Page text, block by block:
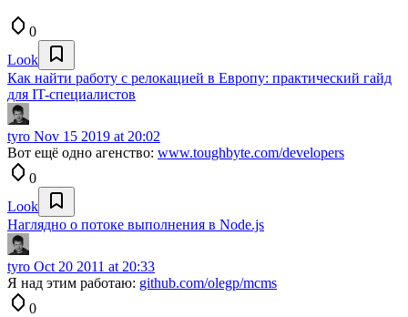
0
Look
Как найти работу с релокацией в Европу: практический гайд
для IT-специалистов
tyro Nov 15 2019 at 20:02
Вот ещё одно агенство: www.toughbyte.com/developers
0
Look
Наглядно о потоке выполнения в Node.js
tyro Oct 20 2011 at 20:33
Я над этим работаю: github.com/olegp/mcms
0